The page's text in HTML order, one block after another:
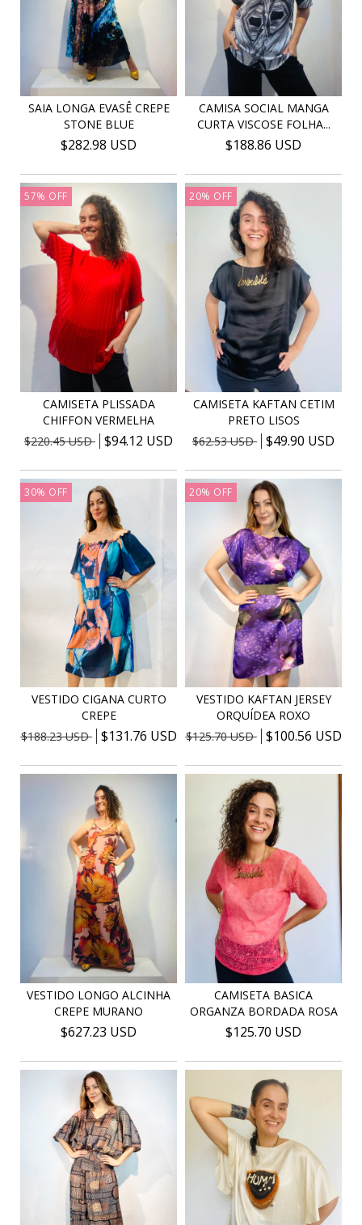
SAIA LONGA EVASÊ CREPE
STONE BLUE
$282.98 USD
CAMISA SOCIAL MANGA
CURTA VISCOSE FOLHA...
$188.86 USD
57% OFF
CAMISETA PLISSADA
CHIFFON VERMELHA
$220.45 USD $94.12 USD
20% OFF
CAMISETA KAFTAN CETIM
PRETO LISOS
$62.53 USD $49.90 USD
30% OFF
VESTIDO CIGANA CURTO
CREPE
$188.23 USD
$131.76 USD
20% OFF
VESTIDO KAFTAN JERSEY
ORQUÍDEA ROXO
$125.70 USD
$100.56 USD
VESTIDO LONGO ALCINHA
CREPE MURANO
$627.23 USD
CAMISETA BASICA
ORGANZA BORDADA ROSA
$125.70 USD